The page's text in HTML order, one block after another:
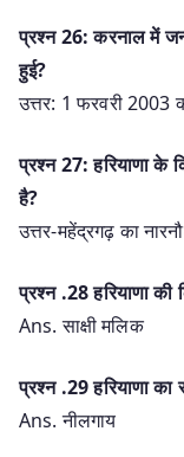
प्रश्न 26: करनाल में
हुई?
उत्तर: 1 फरवरी 2003
प्रश्न 27: हरियाणा के
है?
उत्तर-महेंद्रगढ़ का
प्रश्‍न .28 हरियाणा की
Ans. साक्षी मलिक
प्रश्‍न .29 हरियाणा का
Ans. नीलगाय